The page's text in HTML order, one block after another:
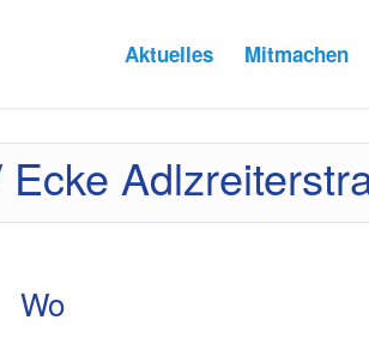
Aktuelles Mitmachen
Wo